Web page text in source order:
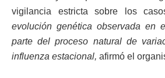
vigilancia estricta sobre los
evolución genética observada en
parte del proceso natural de
influenza estacional, afirmó el